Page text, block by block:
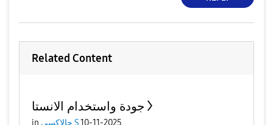
Related Content
جودة واستخدام الانستا
in جالاكسى S10-11-2025